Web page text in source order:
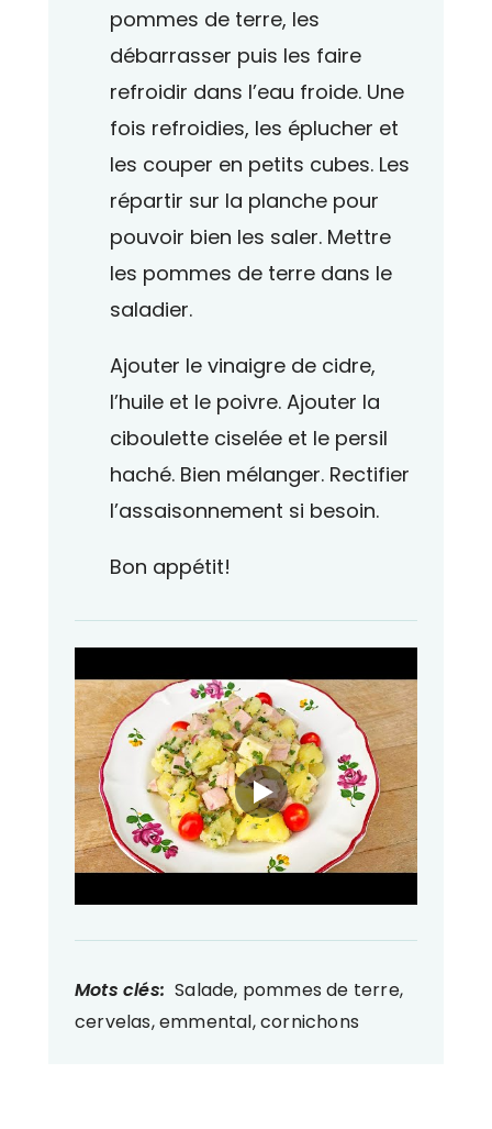
pommes de terre, les
débarrasser puis les faire
refroidir dans l’eau froide. Une
fois refroidies, les éplucher et
les couper en petits cubes. Les
répartir sur la planche pour
pouvoir bien les saler. Mettre
les pommes de terre dans le
saladier.
Ajouter le vinaigre de cidre,
l’huile et le poivre. Ajouter la
ciboulette ciselée et le persil
haché. Bien mélanger. Rectifier
l’assaisonnement si besoin.
Bon appétit!
Mots clés: Salade, pommes de terre,
cervelas, emmental, cornichons